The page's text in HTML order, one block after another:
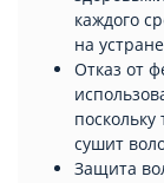
каждого
на
Отказ от
сушит
Защита